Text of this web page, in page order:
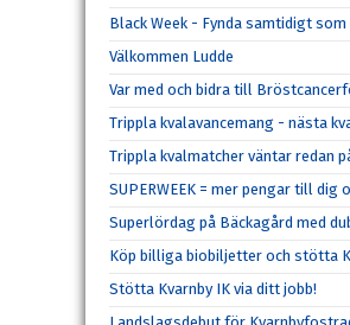
Black Week - Fynda samtidigt
Välkommen Ludde
Var med och bidra till
Trippla kvalavancemang - nästa
Trippla kvalmatcher väntar redan
SUPERWEEK = mer pengar till dig
Superlördag på Bäckagård med
Köp billiga biobiljetter och stötta
Stötta Kvarnby IK via ditt jobb!